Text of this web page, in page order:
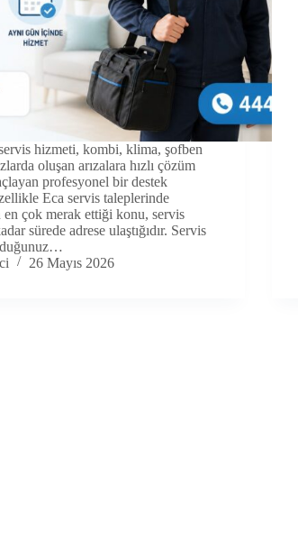
hizmeti, kombi, klima, şofben
oluşan arızalara hızlı çözüm
profesyonel bir destek
Eca servis taleplerinde
en çok merak ettiği konu, servis
sürede adrese ulaştığıdır. Servis
26 Mayıs 2026